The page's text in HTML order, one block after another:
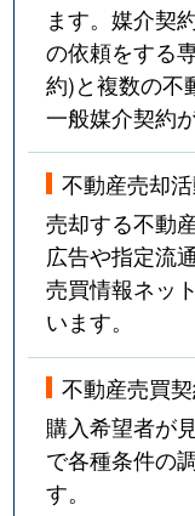
ます。媒介契
の依頼をする
約)と複数の不
一般媒介契約
不動産売却
売却する不動
広告や指定流
売買情報ネッ
います。
不動産売買
購入希望者が
で各種条件の
す。